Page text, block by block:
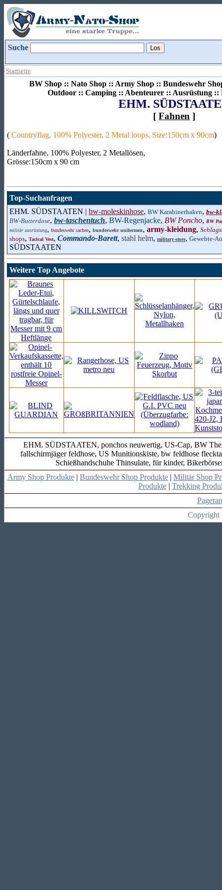
Suche
Startseite
BW Shop :: Nato Shop :: Army Shop :: Bundeswehr
Outdoor :: Camping :: Abenteurer :: Ausrüstung ::
EHM.
[Fahnen ]
( Countryflag, 100% Polyester, 2 Metal loops, Size:150cm x 90cm)
Länderfahne, 100% Polyester, 2 Metallösen,
Grösse:150cm x 90 cm
Top-Suchanfragen
EHM. SÜDSTAATEN | bw-moleskinhose, BW Karabinerhaken, bw-
BW-Butterdose, bw-taschentuch, BW-Regenjacke, BW Poncho, BW
militär ausrüstung, bundeswehr sachen, bundeswehr uniformen, army-kleidung,
shops, Tacical Vest, Commando-Barett, stahl helm, military-store, Gewebte-
SÜDSTAATEN
Weitere Top Angebote
EHM. SÜDSTAATEN, ponchos neuwertig, US-Cap, BW
fallschirmjäger feldhose, US Munitionskiste, bw feldhose
Schießhandschuhe Thinsulate, für kinder,
Army Shop Produkte | Bundeswehr Shop Produkte | Militär Shop
Produkte | Trekking